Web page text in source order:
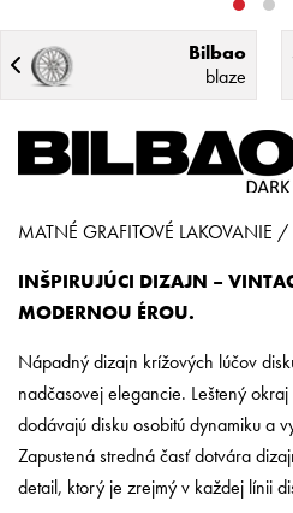
Bilbao
blaze
MATNÉ GRAFITOVÉ LAKOVANIE /
INŠPIRUJÚCI DIZAJN –
MODERNOU ÉROU.
Nápadný dizajn krížových lúčov
nadčasovej elegancie. Leštený
dodávajú disku osobitú dynamiku a
Zapustená stredná časť dotvára
detail, ktorý je zrejmý v každej línii